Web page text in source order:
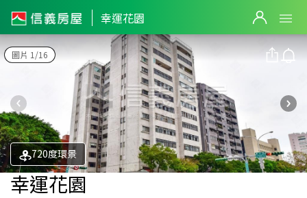
幸運花園
圖片 1/16
720度環景
幸運花園